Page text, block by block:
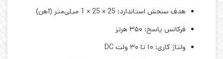
هدف سنجش استاندارد: 25 × 25 × 1 میلی‌متر (آهن)
فرکانس پاسخ: ۳۵۰ هرتز
ولتاژ کاری: ۱۰ تا ۳۰ ولت DC